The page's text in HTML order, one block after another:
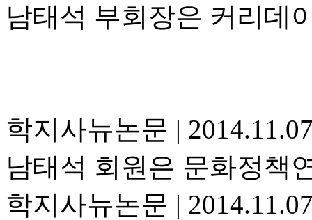
남태석 부회장은 커리데
학지사뉴논문 |
남태석 회원은 문화정책
학지사뉴논문 |